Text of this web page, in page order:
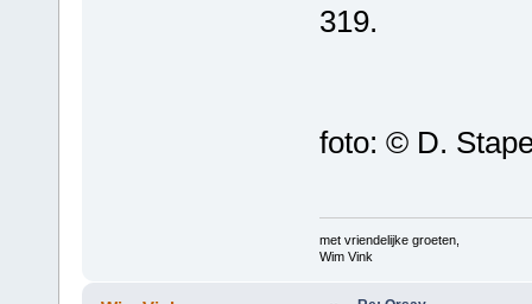
319.
foto: © D.
met vriendelijke groeten,
Wim Vink